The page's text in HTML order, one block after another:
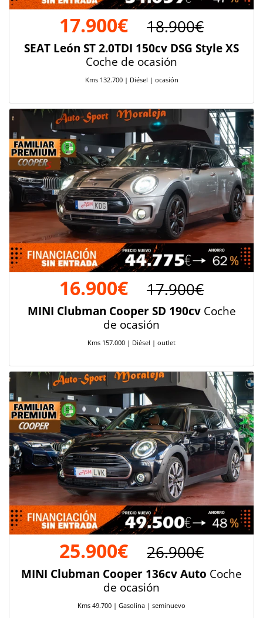
17.900€ 18.900€
SEAT León ST 2.0TDI 150cv DSG Style XS
Coche de ocasión
Kms 132.700 | Diésel | ocasión
16.900€ 17.900€
MINI Clubman Cooper SD 190cvCoche
de ocasión
Kms 157.000 | Diésel | outlet
25.900€ 26.900€
MINI Clubman Cooper 136cv Auto Coche
de ocasión
Kms 49.700 | Gasolina | seminuevo